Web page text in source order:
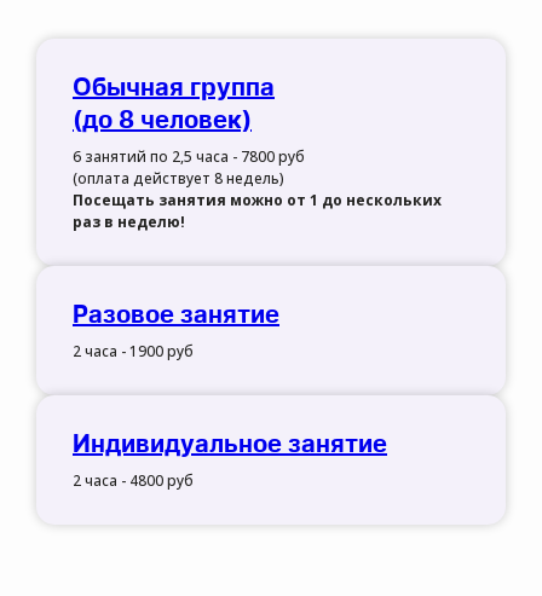
Обычная группа
(до 8 человек)
6 занятий по 2,5 часа - 7800 руб
(оплата действует 8 недель)
Посещать занятия можно от 1 до нескольких
раз в неделю!
Разовое занятие
2 часа - 1900 руб
Индивидуальное занятие
2 часа - 4800 руб